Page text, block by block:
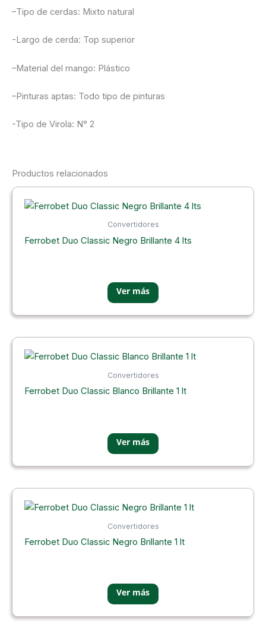
–Tipo de cerdas: Mixto natural
-Largo de cerda: Top superior
–Material del mango: Plástico
–Pinturas aptas: Todo tipo de pinturas
-Tipo de Virola: N° 2
Productos relacionados
Convertidores
Ferrobet Duo Classic Negro Brillante 4 lts
Convertidores
Ferrobet Duo Classic Blanco Brillante 1 lt
Convertidores
Ferrobet Duo Classic Negro Brillante 1 lt